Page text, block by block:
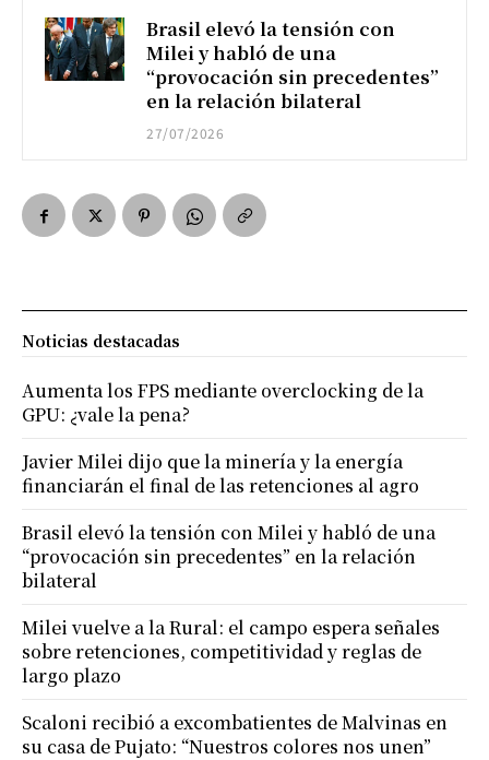
Brasil elevó la tensión con
Milei y habló de una
“provocación sin precedentes”
en la relación bilateral
27/07/2026
Noticias destacadas
Aumenta los FPS mediante overclocking de la
GPU: ¿vale la pena?
Javier Milei dijo que la minería y la energía
financiarán el final de las retenciones al agro
Brasil elevó la tensión con Milei y habló de una
“provocación sin precedentes” en la relación
bilateral
Milei vuelve a la Rural: el campo espera señales
sobre retenciones, competitividad y reglas de
largo plazo
Scaloni recibió a excombatientes de Malvinas en
su casa de Pujato: “Nuestros colores nos unen”